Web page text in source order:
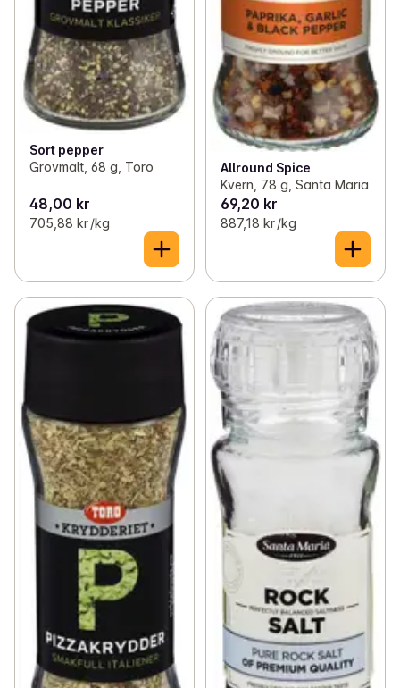
Sort pepper
Grovmalt, 68 g, Toro
48,00 kr
705,88 kr /kg
Allround Spice
Kvern, 78 g, Santa Maria
69,20 kr
887,18 kr /kg